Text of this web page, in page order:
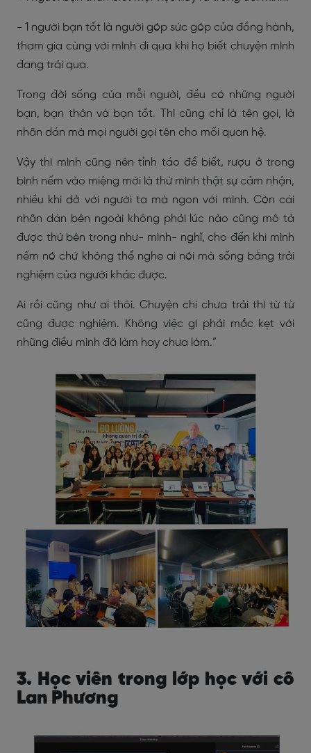
- 1 người bạn tốt là người góp sức góp của đồng hành,
tham gia cùng với mình đi qua khi họ biết chuyện mình
đang trải qua.
Trong đời sống của mỗi người, đều có những người
bạn, bạn thân và bạn tốt. Thì cũng chỉ là tên gọi, là
nhãn dán mà mọi người gọi tên cho mối quan hệ.
Vậy thì mình cũng nên tỉnh táo để biết, rượu ở trong
bình nếm vào miệng mới là thứ mình thật sự cảm nhận,
nhiều khi dở với người ta mà ngon với mình. Còn cái
nhãn dán bên ngoài không phải lúc nào cũng mô tả
được thứ bên trong như- mình- nghĩ, cho đến khi mình
nếm nó chứ không thể nghe ai nói mà sống bằng trải
nghiệm của người khác được.
Ai rồi cũng như ai thôi. Chuyện chi chưa trải thì từ từ
cũng được nghiệm. Không việc gì phải mắc kẹt với
những điều mình đã làm hay chưa làm.”
3. Học viên trong lớp học với cô
Lan Phương